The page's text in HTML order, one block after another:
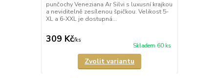
punčochy Veneziana Ar Silvi s luxusní krajkou
a neviditelně zesílenou špičkou. Velikost 5-
XL a 6-XXL je dostupná...
309 Kč/ks
Skladem 60 ks
Zvolit variantu